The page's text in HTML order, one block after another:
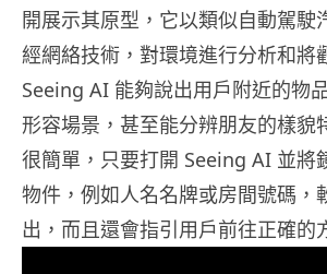
開展示其原型，它以類似自動駕駛
經網絡技術，對環境進行分析和將
Seeing AI 能夠說出用戶附近的物
形容場景，甚至能分辨朋友的樣貌
很簡單，只要打開 Seeing AI 並將
物件，例如人名名牌或房間號碼，
出，而且還會指引用戶前往正確的